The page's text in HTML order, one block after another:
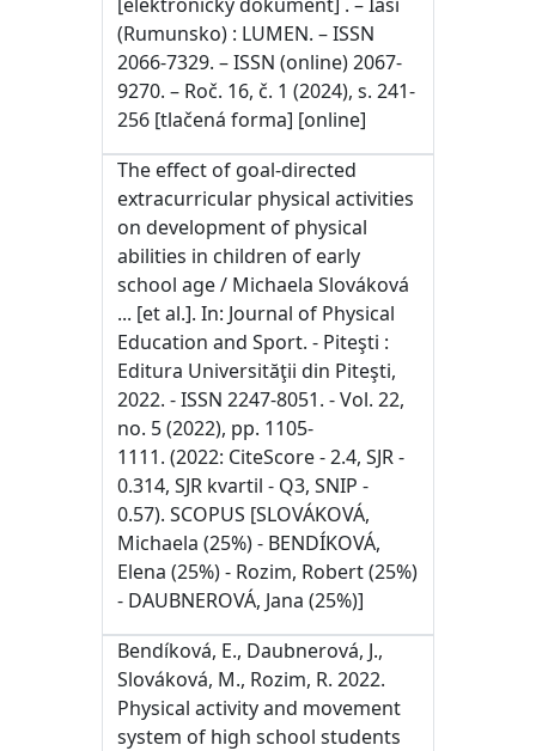
(Rumunsko) : LUMEN. – ISSN
2066-7329. – ISSN (online) 2067-
9270. – Roč. 16, č. 1 (2024), s. 241-
256 [tlačená forma] [online]
The effect of goal-directed
extracurricular physical activities
on development of physical
abilities in children of early
school age / Michaela Slováková
... [et al.]. In: Journal of Physical
Education and Sport. - Piteşti :
Editura Universităţii din Piteşti,
2022. - ISSN 2247-8051. - Vol. 22,
no. 5 (2022), pp. 1105-
1111. (2022: CiteScore - 2.4, SJR -
0.314, SJR kvartil - Q3, SNIP -
0.57). SCOPUS [SLOVÁKOVÁ,
Michaela (25%) - BENDÍKOVÁ,
Elena (25%) - Rozim, Robert (25%)
- DAUBNEROVÁ, Jana (25%)]
Bendíková, E., Daubnerová, J.,
Slováková, M., Rozim, R. 2022.
Physical activity and movement
system of high school students